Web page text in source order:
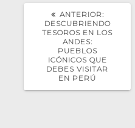
ANTERIOR:POST
DESCUBRIENDO
TESOROS EN LOS
ANDES:
PUEBLOS
ICÓNICOS QUE
DEBES VISITAR
EN PERÚ